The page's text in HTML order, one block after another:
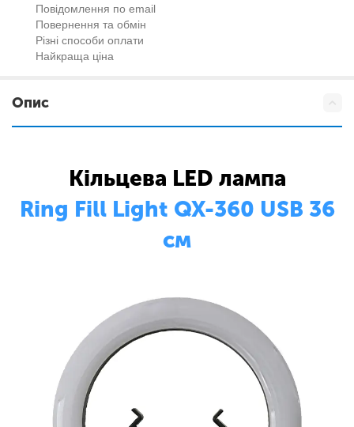
Повідомлення по email
Повернення та обмін
Різні способи оплати
Найкраща ціна
Опис
Кільцева LED лампа
Ring Fill Light QX-360 USB 36
см